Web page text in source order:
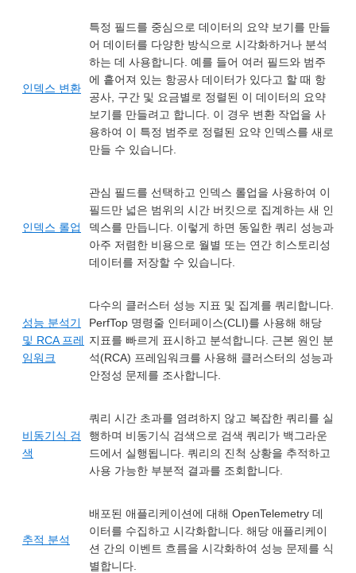
인덱스 변환
특정 필드를 중심으로 데이터의 요약 보기를 만들
어 데이터를 다양한 방식으로 시각화하거나 분석
하는 데 사용합니다. 예를 들어 여러 필드와 범주
에 흩어져 있는 항공사 데이터가 있다고 할 때 항
공사, 구간 및 요금별로 정렬된 이 데이터의 요약
보기를 만들려고 합니다. 이 경우 변환 작업을 사
용하여 이 특정 범주로 정렬된 요약 인덱스를 새로
만들 수 있습니다.
인덱스 롤업
관심 필드를 선택하고 인덱스 롤업을 사용하여 이
필드만 넓은 범위의 시간 버킷으로 집계하는 새 인
덱스를 만듭니다. 이렇게 하면 동일한 쿼리 성능과
아주 저렴한 비용으로 월별 또는 연간 히스토리성
데이터를 저장할 수 있습니다.
성능 분석기
및 RCA 프레
임워크
다수의 클러스터 성능 지표 및 집계를 쿼리합니다.
PerfTop 명령줄 인터페이스(CLI)를 사용해 해당
지표를 빠르게 표시하고 분석합니다. 근본 원인 분
석(RCA) 프레임워크를 사용해 클러스터의 성능과
안정성 문제를 조사합니다.
비동기식 검
색
쿼리 시간 초과를 염려하지 않고 복잡한 쿼리를 실
행하며 비동기식 검색으로 검색 쿼리가 백그라운
드에서 실행됩니다. 쿼리의 진척 상황을 추적하고
사용 가능한 부분적 결과를 조회합니다.
추적 분석
배포된 애플리케이션에 대해 OpenTelemetry 데
이터를 수집하고 시각화합니다. 해당 애플리케이
션 간의 이벤트 흐름을 시각화하여 성능 문제를 식
별합니다.